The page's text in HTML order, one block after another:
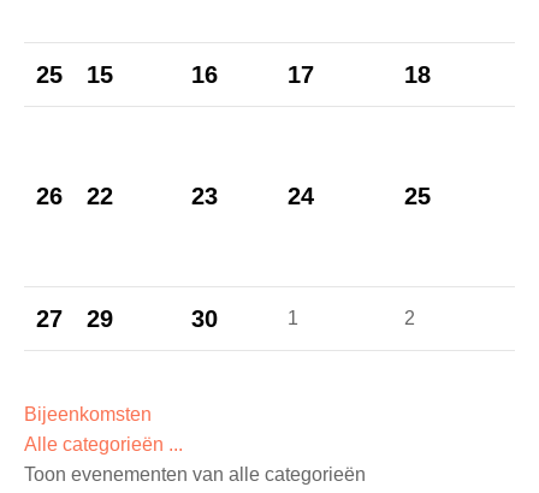
25 15 16 17 18
26 22 23 24 25
27 29 30 1 2
Bijeenkomsten
Alle categorieën ...
Toon evenementen van alle categorieën